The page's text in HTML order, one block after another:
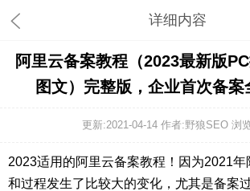
详细内容
阿里云备案教程（2023最新版
图文）完整版，企业首次备案
更新:2021-04-14 作者:野狼SEO 浏
2023适用的阿里云备案教程！因为2021
和过程发生了比较大的变化，尤其是备案